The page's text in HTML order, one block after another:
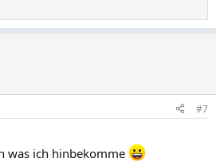
#7
was ich hinbekomme